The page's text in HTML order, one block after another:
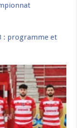
: programme et